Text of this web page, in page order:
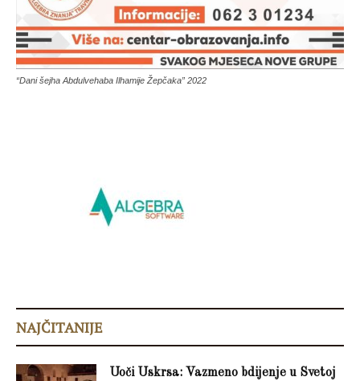
“Dani šejha Abdulvehaba Ilhamije Žepčaka” 2022
NAJČITANIJE
Uoči Uskrsa: Vazmeno bdijenje u Svetoj